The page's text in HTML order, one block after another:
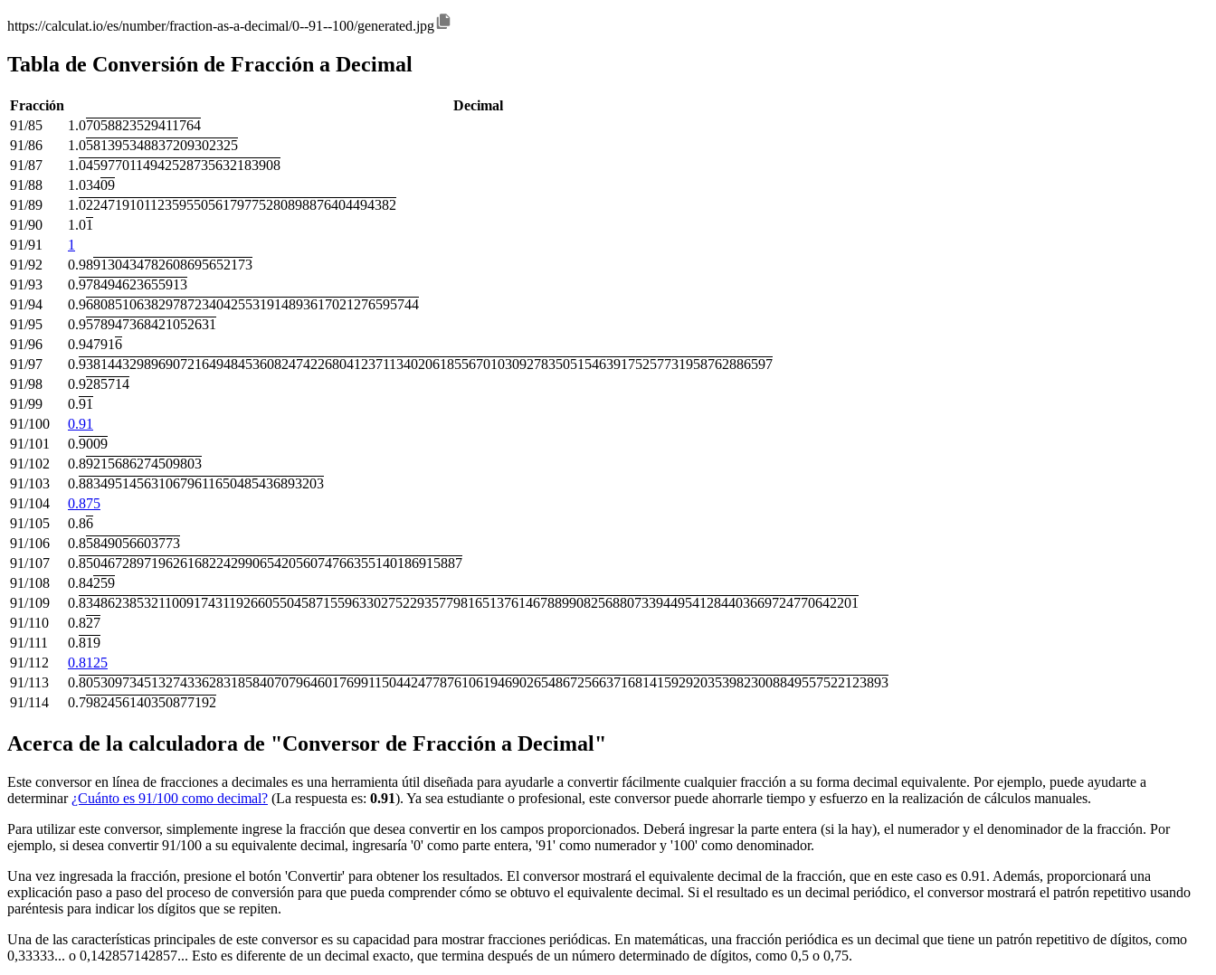
https://calculat.io/es/number/fraction-as-a-decimal/0--91--100/generated.jpg
Tabla de Conversión de Fracción a Decimal
Fracción
Decimal
91/85
1.07058823529411764
91/86
1.0581395348837209302325
91/87
1.0459770114942528735632183908
91/88
1.03409
91/89
1.02247191011235955056179775280898876404494382
91/90
1.01
91/91
1
91/92
0.989130434782608695652173
91/93
0.978494623655913
91/94
0.96808510638297872340425531914893617021276595744
91/95
0.9578947368421052631
91/96
0.947916
91/97
0.938144329896907216494845360824742268041237113402061855670103092783505154639175257731958762886597
91/98
0.9285714
91/99
0.91
91/100
0.91
91/101
0.9009
91/102
0.89215686274509803
91/103
0.8834951456310679611650485436893203
91/104
0.875
91/105
0.86
91/106
0.85849056603773
91/107
0.85046728971962616822429906542056074766355140186915887
91/108
0.84259
91/109
0.834862385321100917431192660550458715596330275229357798165137614678899082568807339449541284403669724770642201
91/110
0.827
91/111
0.819
91/112
0.8125
91/113
0.8053097345132743362831858407079646017699115044247787610619469026548672566371681415929203539823008849557522123893
91/114
0.7982456140350877192
Acerca de la calculadora de "Conversor de Fracción a Decimal"
Este conversor en línea de fracciones a decimales es una herramienta útil diseñada para ayudarle a convertir fácilmente cualquier fracción a su forma decimal equivalente. Por ejemplo, puede ayudarte a
determinar ¿Cuánto es 91/100 como decimal? (La respuesta es: 0.91). Ya sea estudiante o profesional, este conversor puede ahorrarle tiempo y esfuerzo en la realización de cálculos manuales.
Para utilizar este conversor, simplemente ingrese la fracción que desea convertir en los campos proporcionados. Deberá ingresar la parte entera (si la hay), el numerador y el denominador de la fracción. Por
ejemplo, si desea convertir 91/100 a su equivalente decimal, ingresaría '0' como parte entera, '91' como numerador y '100' como denominador.
Una vez ingresada la fracción, presione el botón 'Convertir' para obtener los resultados. El conversor mostrará el equivalente decimal de la fracción, que en este caso es 0.91. Además, proporcionará una
explicación paso a paso del proceso de conversión para que pueda comprender cómo se obtuvo el equivalente decimal. Si el resultado es un decimal periódico, el conversor mostrará el patrón repetitivo usando
paréntesis para indicar los dígitos que se repiten.
Una de las características principales de este conversor es su capacidad para mostrar fracciones periódicas. En matemáticas, una fracción periódica es un decimal que tiene un patrón repetitivo de dígitos, como
0,33333... o 0,142857142857... Esto es diferente de un decimal exacto, que termina después de un número determinado de dígitos, como 0,5 o 0,75.